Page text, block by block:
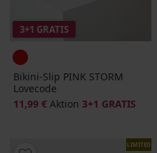
3+1 GRATIS
Bikini-Slip PINK STORM
Lovecode
11,99 € Aktion 3+1 GRATIS
LIMITED